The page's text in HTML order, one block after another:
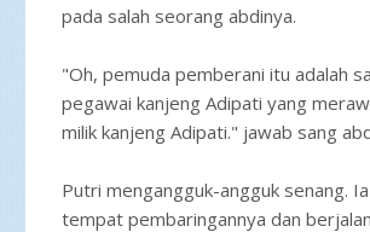
pada salah seorang abdinya.
"Oh, pemuda pemberani itu adalah
pegawai kanjeng Adipati yang
milik kanjeng Adipati." jawab sang
Putri mengangguk-angguk senang.
tempat pembaringannya dan